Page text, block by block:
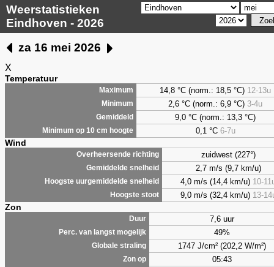
Weerstatistieken
Eindhoven - 2026
za 16 mei 2026
X
Temperatuur
Maximum 14,8 °C (norm.: 18,5 °C) 12-13u
Minimum 2,6 °C (norm.: 6,9 °C) 3-4u
Gemiddeld 9,0 °C (norm.: 13,3 °C)
Minimum op 10 cm hoogte 0,1 °C 6-7u
Wind
Overheersende richting zuidwest (227°)
Gemiddelde snelheid 2,7 m/s (9,7 km/u)
Hoogste uurgemiddelde snelheid 4,0 m/s (14,4 km/u) 10-
Hoogste stoot 9,0 m/s (32,4 km/u) 13-
Zon
Duur 7,6 uur
Perc. van langst mogelijk 49%
Globale straling 1747 J/cm² (202,2 W/m²)
Zon op 05:43